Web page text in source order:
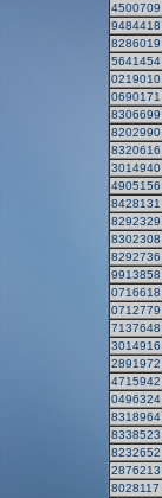
4500709
9484418
8286019
5641454
0219010
0690171
8306699
8202990
8320616
3014940
4905156
8428131
8292329
8302308
8292736
9913858
0716618
0712779
7137648
3014916
2891972
4715942
0496324
8318964
8338523
8232652
2876213
8028117